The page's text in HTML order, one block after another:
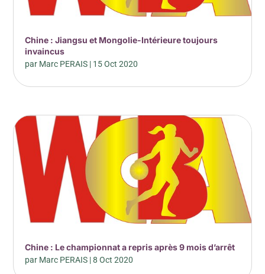
Chine : Jiangsu et Mongolie-Intérieure toujours
invaincus
par Marc PERAIS | 15 Oct 2020
Chine : Le championnat a repris après 9 mois d’arrêt
par Marc PERAIS |8 Oct 2020